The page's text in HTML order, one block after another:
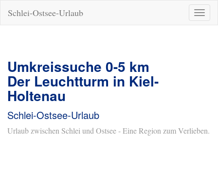
ein-/
Schlei-Ostsee-Urlaub
Umkreissuche 0-5 km
Der Leuchtturm in Kiel-
Holtenau
Schlei-Ostsee-Urlaub
Urlaub zwischen Schlei und Ostsee - Eine Region zum Verlieben.